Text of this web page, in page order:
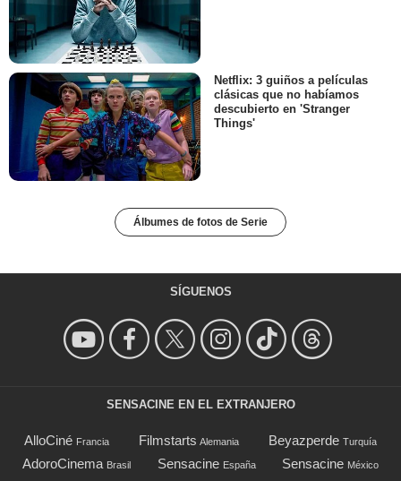
Netflix: 3 guiños a películas
clásicas que no habíamos
descubierto en 'Stranger
Things'
Álbumes de fotos de Serie
SÍGUENOS
SENSACINE EN EL EXTRANJERO
AlloCiné Francia Filmstarts Alemania Beyazperde Turquía
AdoroCinema Brasil Sensacine España Sensacine México